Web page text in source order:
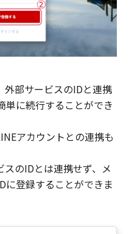
部サービスのIDと連携
単に続行することができ
アカウントとの連携も
のIDとは連携せず、メ
に登録することができま